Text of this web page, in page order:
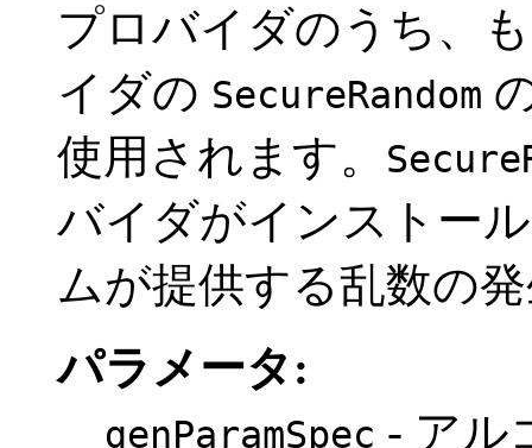
プロバイダのうち、
イダの SecureRandom
使用されます。
バイダがインストー
ムが提供する乱数の
パラメータ:
genParamSpec - アル